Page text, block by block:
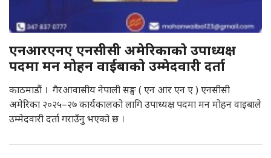
एनआरएनए एनसीसी अमेरिकाकाे उपाध्यक्ष
पदमा मन मोहन वाईबाको उम्मेदवारी दर्ता
काठमाडौं । गैरआवासीय नेपाली सङ्घ ( एन आर एन ए ) एनसीसी
अमेरिका २०२५–२७ कार्यकालको लागि उपाध्यक्ष पदमा मन मोहन वाइबाले
उम्मेदवारी दर्ता गराउँनु भएको छ ।